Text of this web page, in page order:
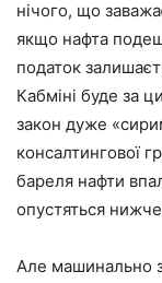
нічого, що
якщо нафта
податок
Кабміні буде за
закон дуже
консалтингової
бареля нафти
опустяться
Але машинально